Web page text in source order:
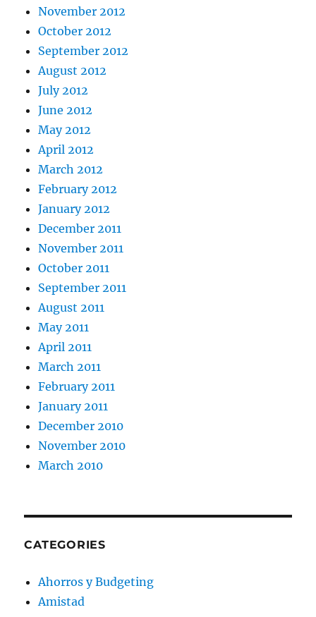
November 2012
October 2012
September 2012
August 2012
July 2012
June 2012
May 2012
April 2012
March 2012
February 2012
January 2012
December 2011
November 2011
October 2011
September 2011
August 2011
May 2011
April 2011
March 2011
February 2011
January 2011
December 2010
November 2010
March 2010
CATEGORIES
Ahorros y Budgeting
Amistad